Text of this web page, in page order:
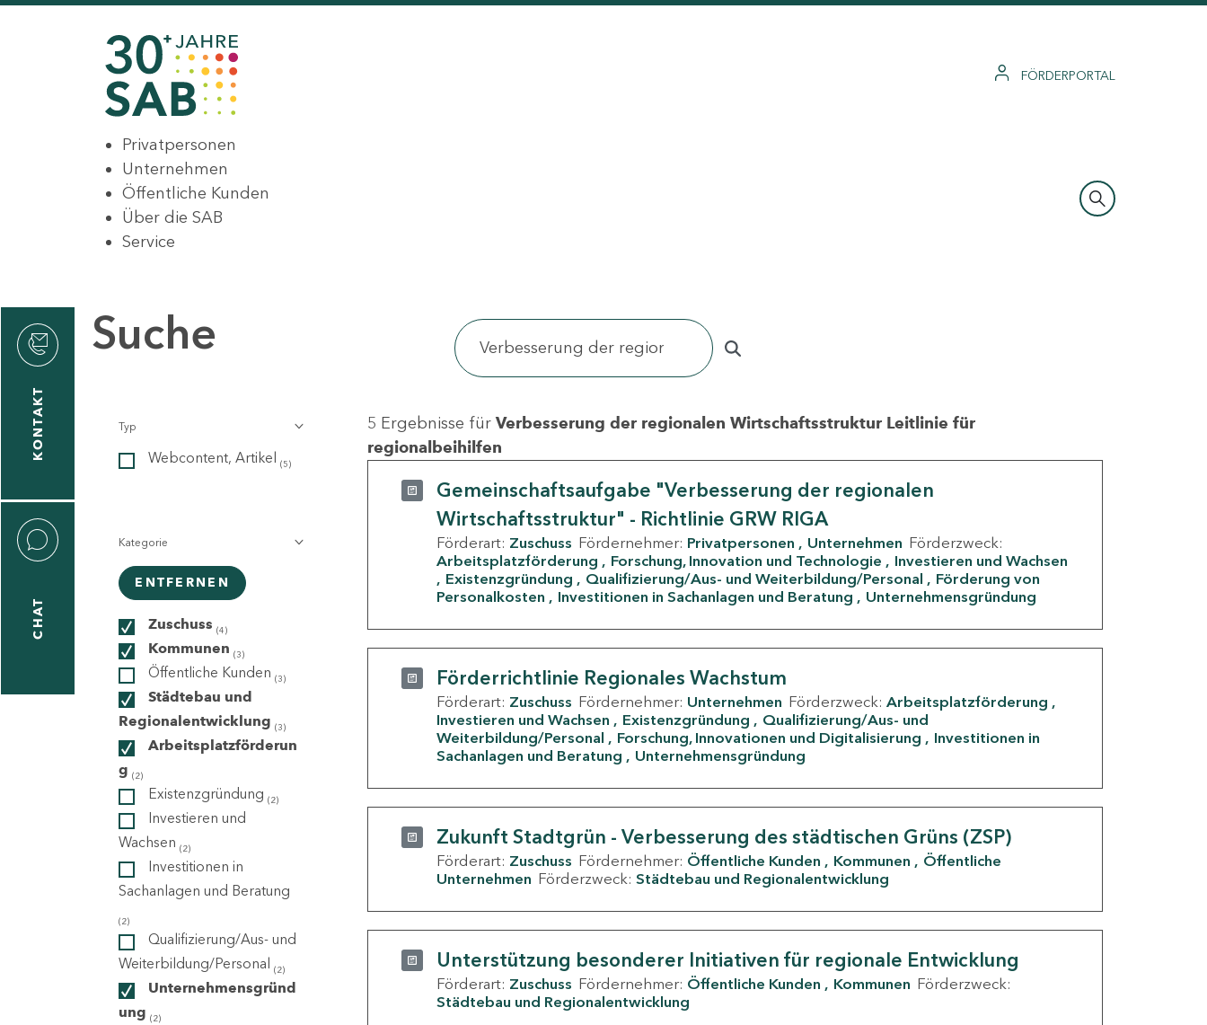
FÖRDERPORTAL
Privatpersonen
Unternehmen
Öffentliche Kunden
Über die SAB
Service
KONTAKT
CHAT
Suche
Typ
Webcontent, Artikel (5)
Kategorie
ENTFERNEN
Zuschuss (4)
Kommunen (3)
Öffentliche Kunden (3)
Städtebau und
Regionalentwicklung (3)
Arbeitsplatzförderun
g (2)
Existenzgründung (2)
Investieren und
Wachsen (2)
Investitionen in
Sachanlagen und Beratung
(2)
Qualifizierung/Aus- und
Weiterbildung/Personal (2)
Unternehmensgründ
ung (2)
5 Ergebnisse für Verbesserung der regionalen Wirtschaftsstruktur Leitlinie für
regionalbeihilfen
Gemeinschaftsaufgabe "Verbesserung der regionalen
Wirtschaftsstruktur" - Richtlinie GRW RIGA
Förderart: Zuschuss Fördernehmer: Privatpersonen Unternehmen Förderzweck:
Arbeitsplatzförderung
Forschung, Innovation und Technologie
Investieren und Wachsen
Existenzgründung
Qualifizierung/Aus- und Weiterbildung/Personal
Förderung von
Personalkosten
Investitionen in Sachanlagen und Beratung Unternehmensgründung
Förderrichtlinie Regionales Wachstum
Förderart: Zuschuss Fördernehmer: Unternehmen Förderzweck: Arbeitsplatzförderung
Investieren und Wachsen
Existenzgründung
Qualifizierung/Aus- und
Weiterbildung/Personal
Forschung, Innovationen und Digitalisierung
Investitionen in
Sachanlagen und Beratung
Unternehmensgründung
Zukunft Stadtgrün - Verbesserung des städtischen Grüns (ZSP)
Förderart: Zuschuss Fördernehmer: Öffentliche Kunden Kommunen
Öffentliche
Unternehmen Förderzweck: Städtebau und Regionalentwicklung
Unterstützung besonderer Initiativen für regionale Entwicklung
Förderart: Zuschuss Fördernehmer: Öffentliche Kunden Kommunen Förderzweck:
Städtebau und Regionalentwicklung